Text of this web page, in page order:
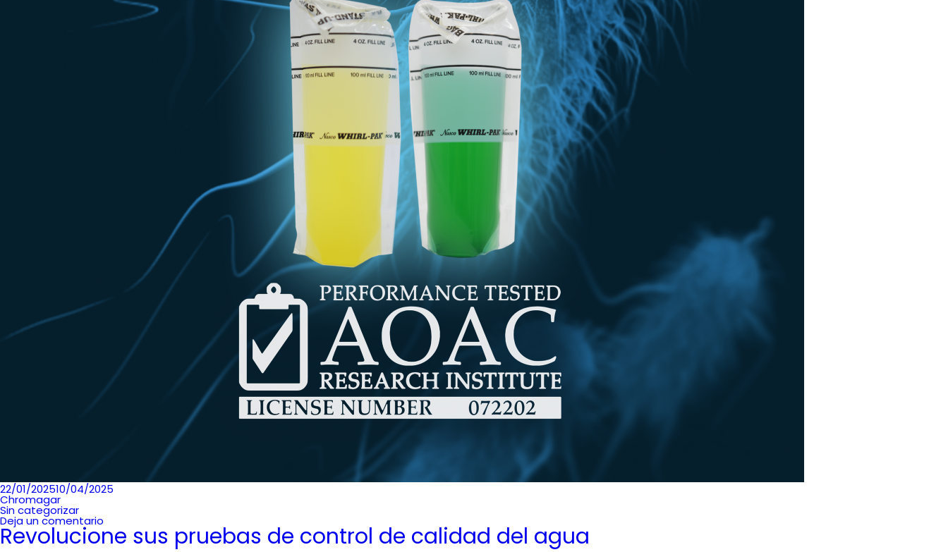
Publicado
en
22/01/202510/04/2025
Chromagar
Sin categorizar
Deja un comentario
Revolucione sus pruebas de control de calidad del agua